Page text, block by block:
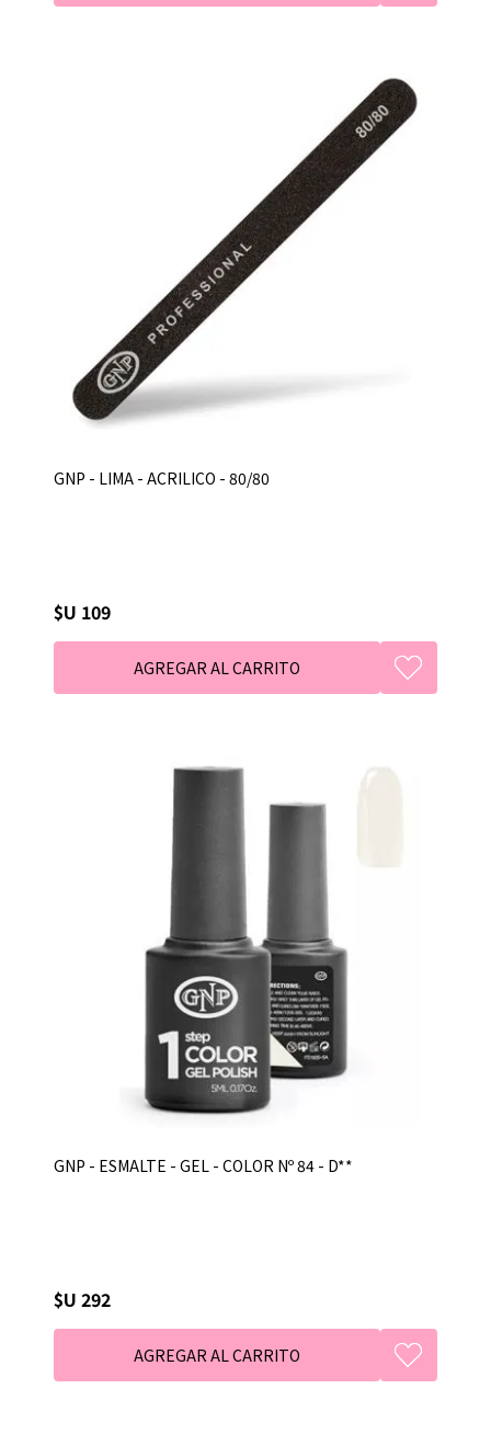
GNP - LIMA - ACRILICO - 80/80
$U 109
GNP - ESMALTE - GEL - COLOR Nº 84 - D**
$U 292